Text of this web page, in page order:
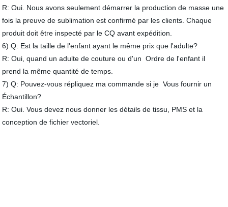
R: Oui. Nous avons seulement démarrer la production de masse une
fois la preuve de sublimation est confirmé par les clients. Chaque
produit doit être inspecté par le CQ avant expédition.
6) Q: Est la taille de l'enfant ayant le même prix que l'adulte?
R: Oui, quand un adulte de couture ou d'un Ordre de l'enfant il
prend la même quantité de temps.
7) Q: Pouvez-vous répliquez ma commande si je Vous fournir un
Échantillon?
R: Oui. Vous devez nous donner les détails de tissu, PMS et la
conception de fichier vectoriel.